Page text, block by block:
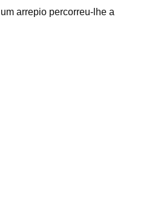
arrepio percorreu-lhe a